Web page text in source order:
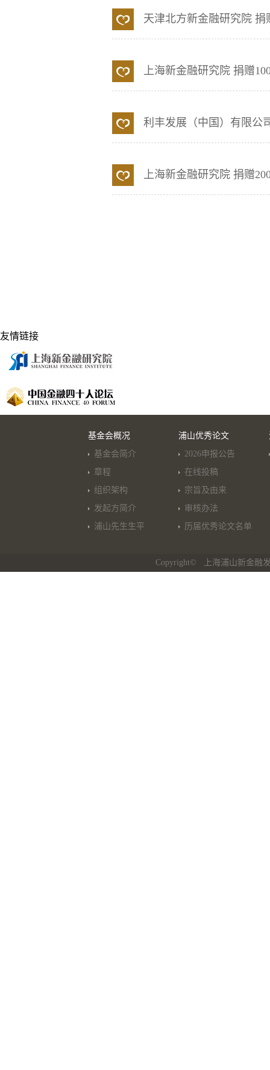
天津北方新金融研究院 捐
上海新金融研究院 捐赠
利丰发展（中国）有限公
上海新金融研究院 捐赠
友情链接
基金会概况
基金会简介
章程
组织架构
发起方简介
浦山先生生平
浦山优秀论文
2026申报公告
在线投稿
宗旨及由来
审核办法
历届优秀论文名单
Copyright© 上海浦山新金融